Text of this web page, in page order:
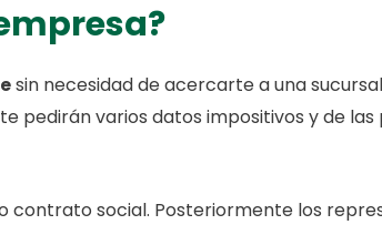
sin necesidad de acercarte a una
pedirán varios datos impositivos y de
contrato social. Posteriormente los